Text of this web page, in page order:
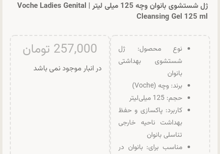
ژل شستشوی بانوان وچه 125 میلی لیتر | Voche Ladies Genital
Cleansing Gel 125 ml
نوع محصول: ژل
شستشوی بهداشتی
بانوان
برند: وچه (Voche)
حجم: 125 میلی‌لیتر
کاربرد: پاکسازی و حفظ
بهداشت ناحیه خارجی
تناسلی بانوان
مناسب برای: بانوان در
257,000 تومان
در انبار موجود نمی باشد